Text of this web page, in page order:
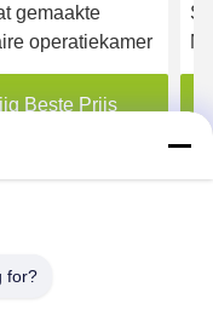
Operating
Wandpaneel met
Deur
Beste Prijs
for?